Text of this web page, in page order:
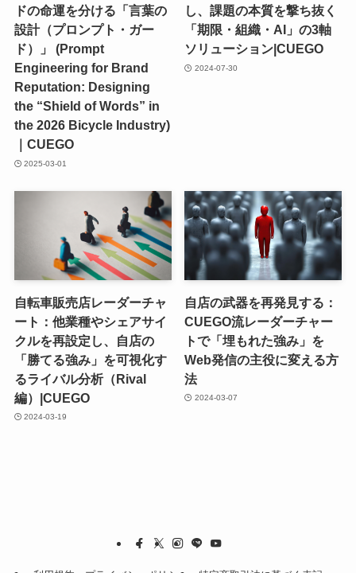
ドの命運を分ける「言葉の
設計（プロンプト・ガー
ド）」 (Prompt
Engineering for Brand
Reputation: Designing
the “Shield of Words” in
the 2026 Bicycle Industry)
｜CUEGO
2025-03-01
し、課題の本質を撃ち抜く
「期限・組織・AI」の3軸
ソリューション|CUEGO
2024-07-30
自転車販売店レーダーチャ
ート：他業種やシェアサイ
クルを再設定し、自店の
「勝てる強み」を可視化す
るライバル分析（Rival
編）|CUEGO
2024-03-19
自店の武器を再発見する：
CUEGO流レーダーチャー
トで「埋もれた強み」を
Web発信の主役に変える方
法
2024-03-07